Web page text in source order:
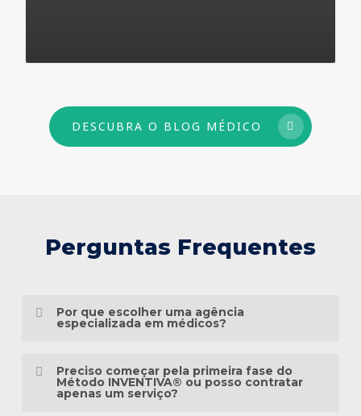
DESCUBRA O BLOG MÉDICO
Perguntas Frequentes
Por que escolher uma agência
especializada em médicos?
mais do que conhecimento em publicidade.
Preciso começar pela primeira fase do
Método INVENTIVA® ou posso contratar
apenas um serviço?